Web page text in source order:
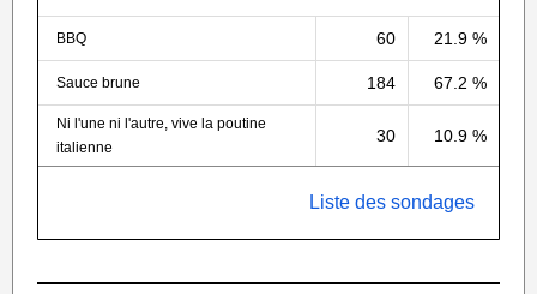
BBQ 60 21.9 %
Sauce brune 184 67.2 %
Ni l'une ni l'autre, vive la poutine
italienne
30 10.9 %
Liste des sondages